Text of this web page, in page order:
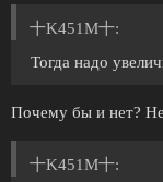
十K451M十:
Тогда надо
Почему бы и нет?
十K451M十: